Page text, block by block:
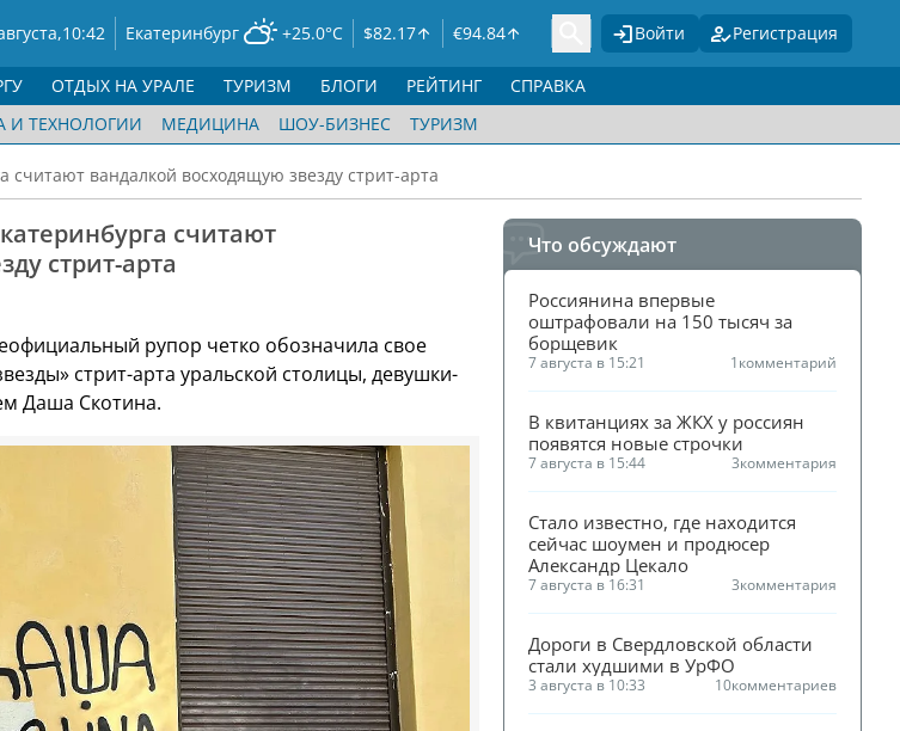
10:42 Екатеринбург +25.0°C $82.17 €94.84 Войти Регистрация
И ТЕХНОЛОГИИ МЕДИЦИНА ШОУ-БИЗНЕС ТУРИЗМ
ОТДЫХ НА УРАЛЕ ТУРИЗМ БЛОГИ РЕЙТИНГ СПРАВКА
вандалкой восходящую звезду стрит-арта
считают
стрит-арта
рупор четко обозначила свое
стрит-арта уральской столицы, девушки-
Даша Скотина.
Что обсуждают
Россиянина впервые
оштрафовали на 150 тысяч за
борщевик
7 августа в 15:21 1комментарий
В квитанциях за ЖКХ у россиян
появятся новые строчки
7 августа в 15:44 3комментария
Стало известно, где находится
сейчас шоумен и продюсер
Александр Цекало
7 августа в 16:31 3комментария
Дороги в Свердловской области
стали худшими в УрФО
3 августа в 10:33 10комментариев